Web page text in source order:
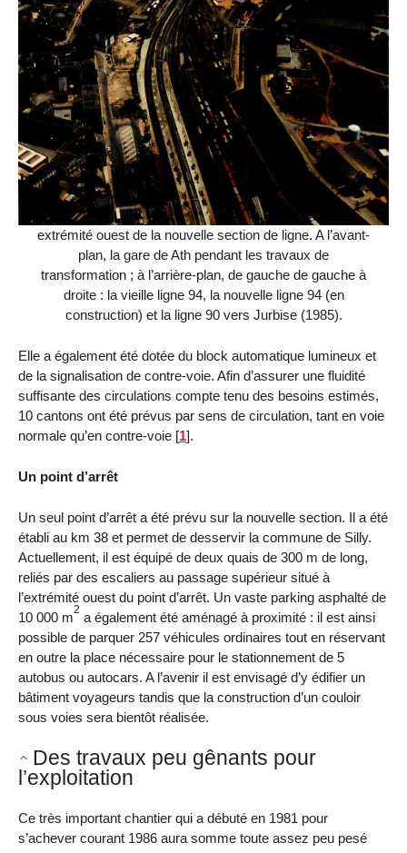
extrémité ouest de la nouvelle section de ligne. A l’avant-
plan, la gare de Ath pendant les travaux de
transformation ; à l’arrière-plan, de gauche de gauche à
droite : la vieille ligne 94, la nouvelle ligne 94 (en
construction) et la ligne 90 vers Jurbise (1985).
Elle a également été dotée du block automatique lumineux et
de la signalisation de contre-voie. Afin d’assurer une fluidité
suffisante des circulations compte tenu des besoins estimés,
10 cantons ont été prévus par sens de circulation, tant en voie
normale qu’en contre-voie [1].
Un point d’arrêt
Un seul point d’arrêt a été prévu sur la nouvelle section. Il a été
établi au km 38 et permet de desservir la commune de Silly.
Actuellement, il est équipé de deux quais de 300 m de long,
reliés par des escaliers au passage supérieur situé à
l’extrémité ouest du point d’arrêt. Un vaste parking asphalté de
10 000 m2 a également été aménagé à proximité : il est ainsi
possible de parquer 257 véhicules ordinaires tout en réservant
en outre la place nécessaire pour le stationnement de 5
autobus ou autocars. A l’avenir il est envisagé d’y édifier un
bâtiment voyageurs tandis que la construction d’un couloir
sous voies sera bientôt réalisée.
Des travaux peu gênants pour
l’exploitation
Ce très important chantier qui a débuté en 1981 pour
s’achever courant 1986 aura somme toute assez peu pesé